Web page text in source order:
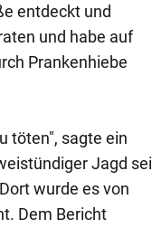
entdeckt und
und habe auf
Prankenhiebe
töten", sagte ein
Jagd sei
wurde es von
Dem Bericht